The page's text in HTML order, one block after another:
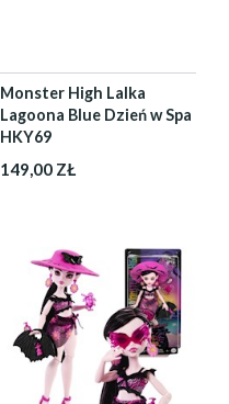
Monster High Lalka
Lagoona Blue Dzień w Spa
HKY69
149,00 ZŁ